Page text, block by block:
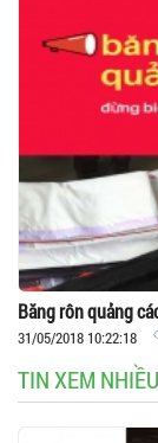
Băng rôn quảng
31/05/2018 10:22:18
TIN XEM